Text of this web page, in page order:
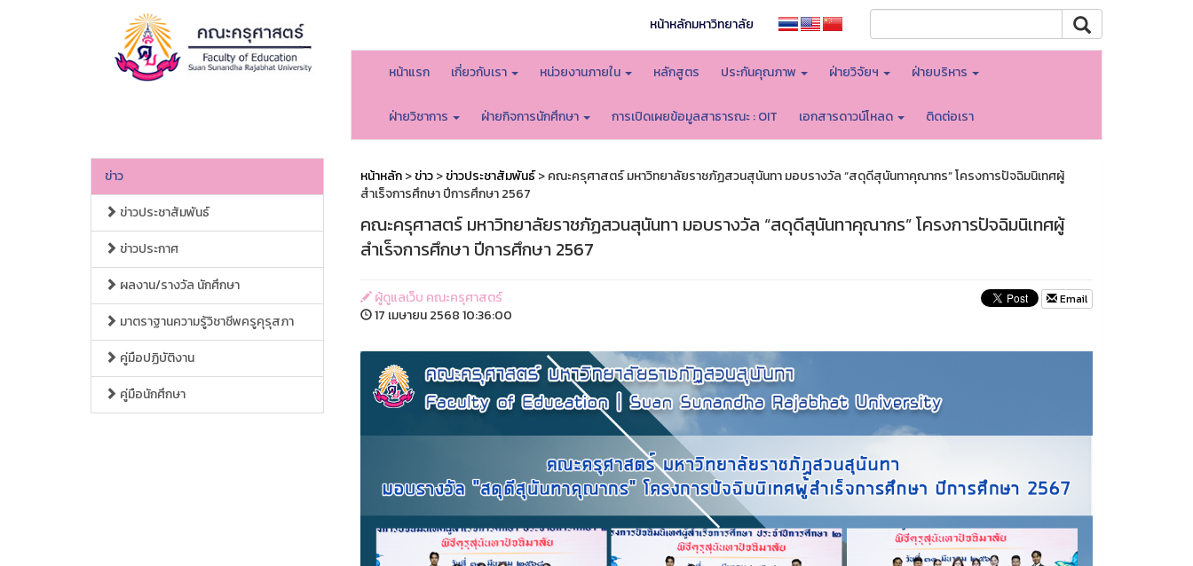
หน้าหลักมหาวิทยาลัย
หน้าแรก เกี่ยวกับเรา หน่วยงานภายใน หลักสูตร ประกันคุณภาพ ฝ่ายวิจัยฯ ฝ่ายบริหาร
ฝ่ายวิชาการ ฝ่ายกิจการนักศึกษา การเปิดเผยข้อมูลสาธารณะ : OIT เอกสารดาวน์โหลด ติดต่อเรา
ข่าว
ข่าวประชาสัมพันธ์
ข่าวประกาศ
ผลงาน/รางวัล นักศึกษา
มาตราฐานความรู้วิชาชีพครูคุรุสภา
คู่มือปฏิบัติงาน
คู่มือนักศึกษา
หน้าหลัก>ข่าว>ข่าวประชาสัมพันธ์> คณะครุศาสตร์ มหาวิทยาลัยราชภัฏสวนสุนันทา มอบรางวัล “สดุดีสุนันทาคุณากร” โครงการปัจฉิมนิเทศผู้
สำเร็จการศึกษา ปีการศึกษา 2567
คณะครุศาสตร์ มหาวิทยาลัยราชภัฏสวนสุนันทา มอบรางวัล “สดุดีสุนันทาคุณากร” โครงการปัจฉิมนิเทศผู้
สำเร็จการศึกษา ปีการศึกษา 2567
ผู้ดูแลเว็บ คณะครุศาสตร์
17 เมษายน 2568 10:36:00
Email